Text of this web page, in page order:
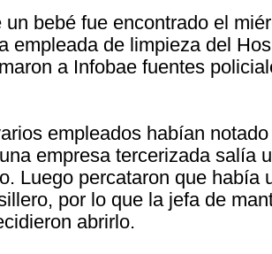
un bebé fue encontrado el
empleada de limpieza del
a Infobae fuentes
empleados habían
empresa tercerizada salía
Luego percataron que había
por lo que la jefa de
abrirlo.